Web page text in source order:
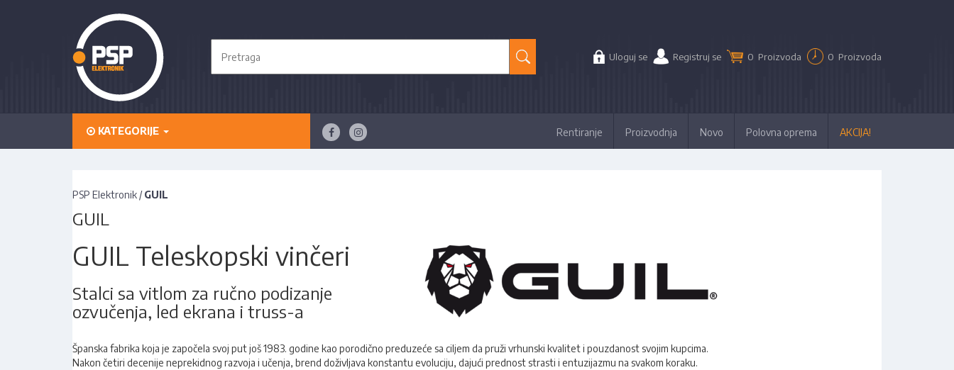
Uloguj se Registruj se 0 Proizvoda 0 Proizvoda
KATEGORIJE Rentiranje Proizvodnja Novo Polovna oprema AKCIJA!
PSP Elektronik / GUIL
GUIL
GUIL Teleskopski vinčeri
Stalci sa vitlom za ručno podizanje
ozvučenja, led ekrana i truss-a
Španska fabrika koja je započela svoj put još 1983. godine kao porodično preduzeće sa ciljem da pruži vrhunski kvalitet i pouzdanost svojim kupcima.
Nakon četiri decenije neprekidnog razvoja i učenja, brend doživljava konstantu evoluciju, dajući prednost strasti i entuzijazmu na svakom koraku.